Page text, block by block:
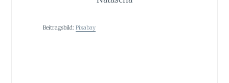
Beitragsbild: Pixabay